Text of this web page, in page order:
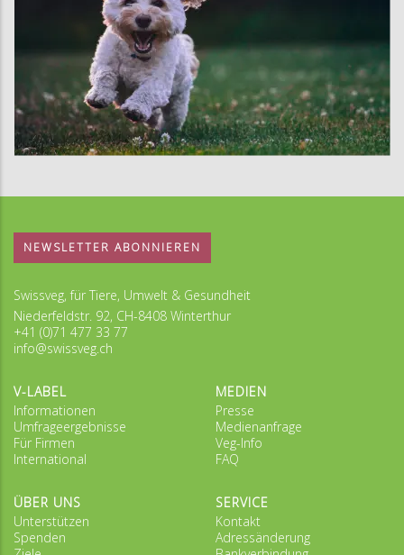
NEWSLETTER ABONNIEREN
Swissveg, für Tiere, Umwelt & Gesundheit
Niederfeldstr. 92, CH-8408 Winterthur
+41 (0)71 477 33 77
info@swissveg.ch
V-LABEL
Informationen
Umfrageergebnisse
Für Firmen
International
MEDIEN
Presse
Medienanfrage
Veg-Info
FAQ
ÜBER UNS
Unterstützen
Spenden
SERVICE
Kontakt
Adressänderung